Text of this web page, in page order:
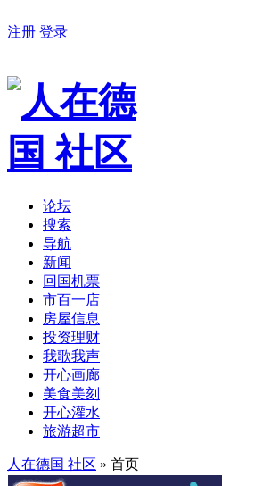
注册 登录
论坛
搜索
导航
新闻
回国机票
市百一店
房屋信息
投资理财
我歌我声
开心画廊
美食美刻
开心灌水
旅游超市
人在德国 社区 » 首页